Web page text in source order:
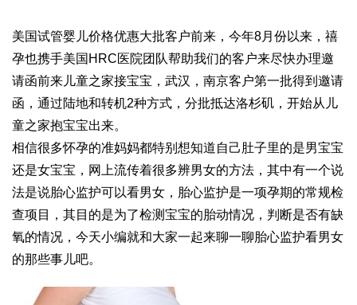
美国试管婴儿价格优惠大批客户前来，今年8月份以来，禧
孕也携手美国HRC医院团队帮助我们的客户来尽快办理邀
请函前来儿童之家接宝宝，武汉，南京客户第一批得到邀请
函，通过陆地和转机2种方式，分批抵达洛杉矶，开始从儿
童之家抱宝宝出来。
相信很多怀孕的准妈妈都特别想知道自己肚子里的是男宝宝
还是女宝宝，网上流传着很多辨男女的方法，其中有一个说
法是说胎心监护可以看男女，胎心监护是一项孕期的常规检
查项目，其目的是为了检测宝宝的胎动情况，判断是否有缺
氧的情况，今天小编就和大家一起来聊一聊胎心监护看男女
的那些事儿吧。